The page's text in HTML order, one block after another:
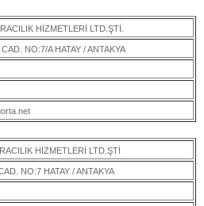
HİZMETLERİ LTD.ŞTİ.
NO:7/A HATAY / ANTAKYA
HİZMETLERİ LTD.ŞTİ
NO:7 HATAY / ANTAKYA